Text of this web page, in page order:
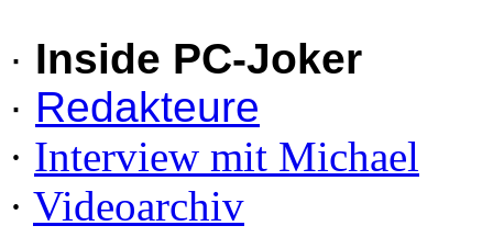
· Inside PC-Joker
· Redakteure
· Interview mit Michael
· Videoarchiv